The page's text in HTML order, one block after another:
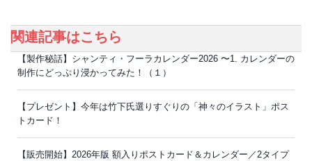
関連記事はこちら
【製作秘話】シャンティ・フーラカレンダー2026 〜1. カレンダーの
制作にどっぷり浸かってみた！（１）
【プレゼント】今年は竹下氏選りすぐりの「神々のイラスト」ポス
トカード！
【販売開始】2026年版 額入りポストカード＆カレンダー／2タイプ